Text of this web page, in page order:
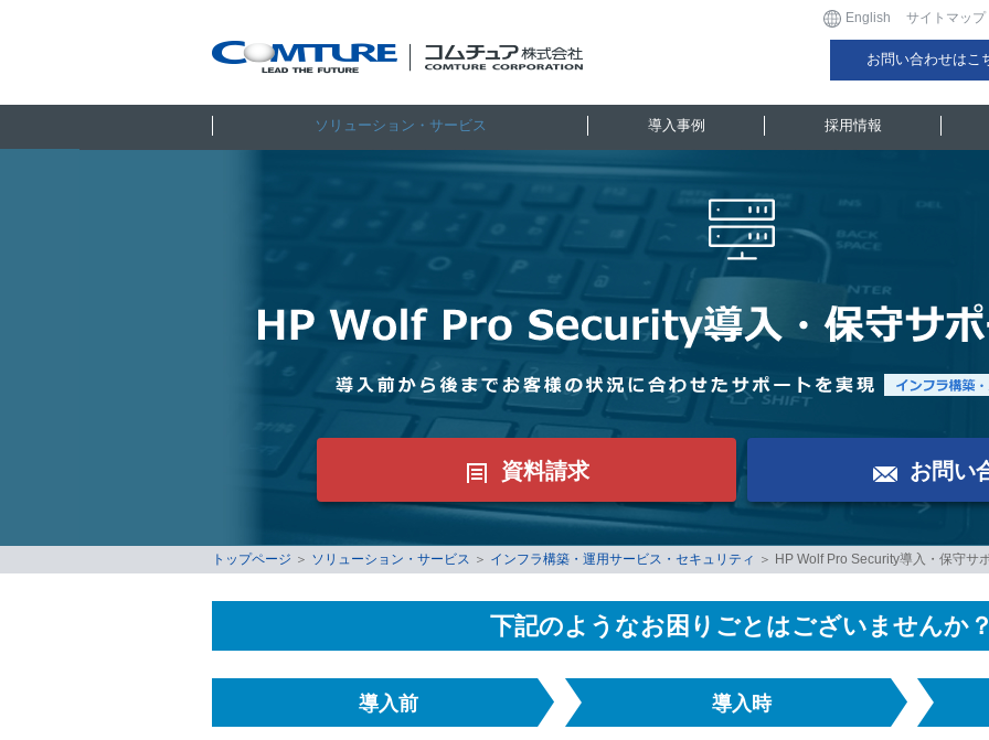
English サイトマップ
お問い合わせはこ
ソリューション・サービス 導入事例 採用情報
資料請求 お問い
トップページ ＞ ソリューション・サービス ＞ インフラ構築・運用サービス・セキュリティ ＞ HP Wolf Pro Security導入・保守サ
下記のようなお困りごとはございませんか
導入前 導入時